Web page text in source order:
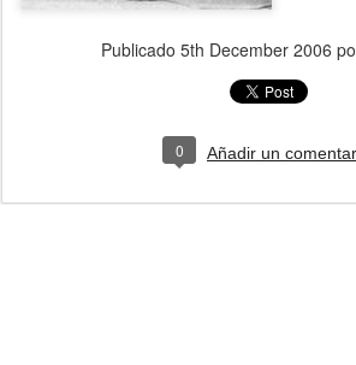
Publicado 5th December 2006
0 Añadir un